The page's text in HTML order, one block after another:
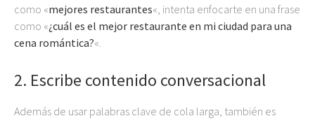
como «mejores restaurantes«, intenta enfocarte en una frase
como «¿cuál es el mejor restaurante en mi ciudad para una
cena romántica?«.
2. Escribe contenido conversacional
Además de usar palabras clave de cola larga, también es